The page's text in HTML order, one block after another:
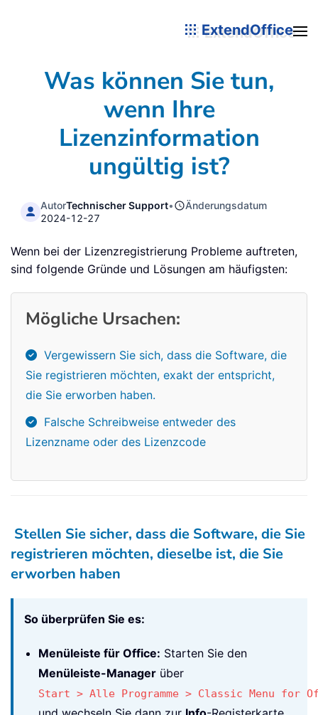
ExtendOffice
Was können Sie tun,
wenn Ihre
Lizenzinformation
ungültig ist?
AutorTechnischer Support•
Änderungsdatum
2024-12-27
Wenn bei der Lizenzregistrierung Probleme auftreten,
sind folgende Gründe und Lösungen am häufigsten:
Mögliche Ursachen:
Vergewissern Sie sich, dass die Software, die
Sie registrieren möchten, exakt der entspricht,
die Sie erworben haben.
Falsche Schreibweise entweder des
Lizenzname oder des Lizenzcode
Stellen Sie sicher, dass die Software, die Sie
registrieren möchten, dieselbe ist, die Sie
erworben haben
So überprüfen Sie es:
Menüleiste für Office: Starten Sie den
Menüleiste-Manager über
Start > Alle Programme > Classic Menu for